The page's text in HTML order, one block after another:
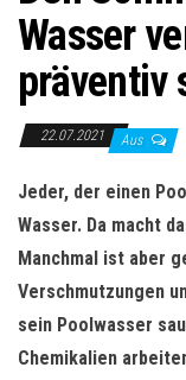
Wasser
präventiv
22.07.2021 Aus
Jeder, der einen
Wasser. Da macht
Manchmal ist aber
Verschmutzungen
sein Poolwasser
Chemikalien